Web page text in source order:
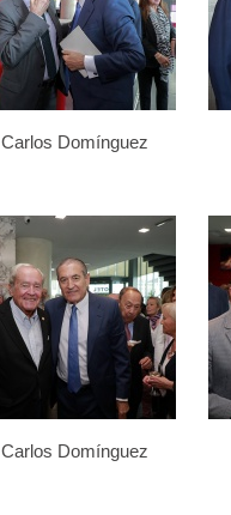
Carlos Domínguez
Carlos Domínguez